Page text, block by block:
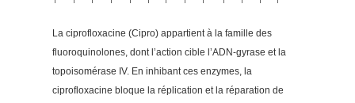
La ciprofloxacine (Cipro) appartient à la famille des
fluoroquinolones, dont l’action cible l’ADN-gyrase et la
topoisomérase IV. En inhibant ces enzymes, la
ciprofloxacine bloque la réplication et la réparation de